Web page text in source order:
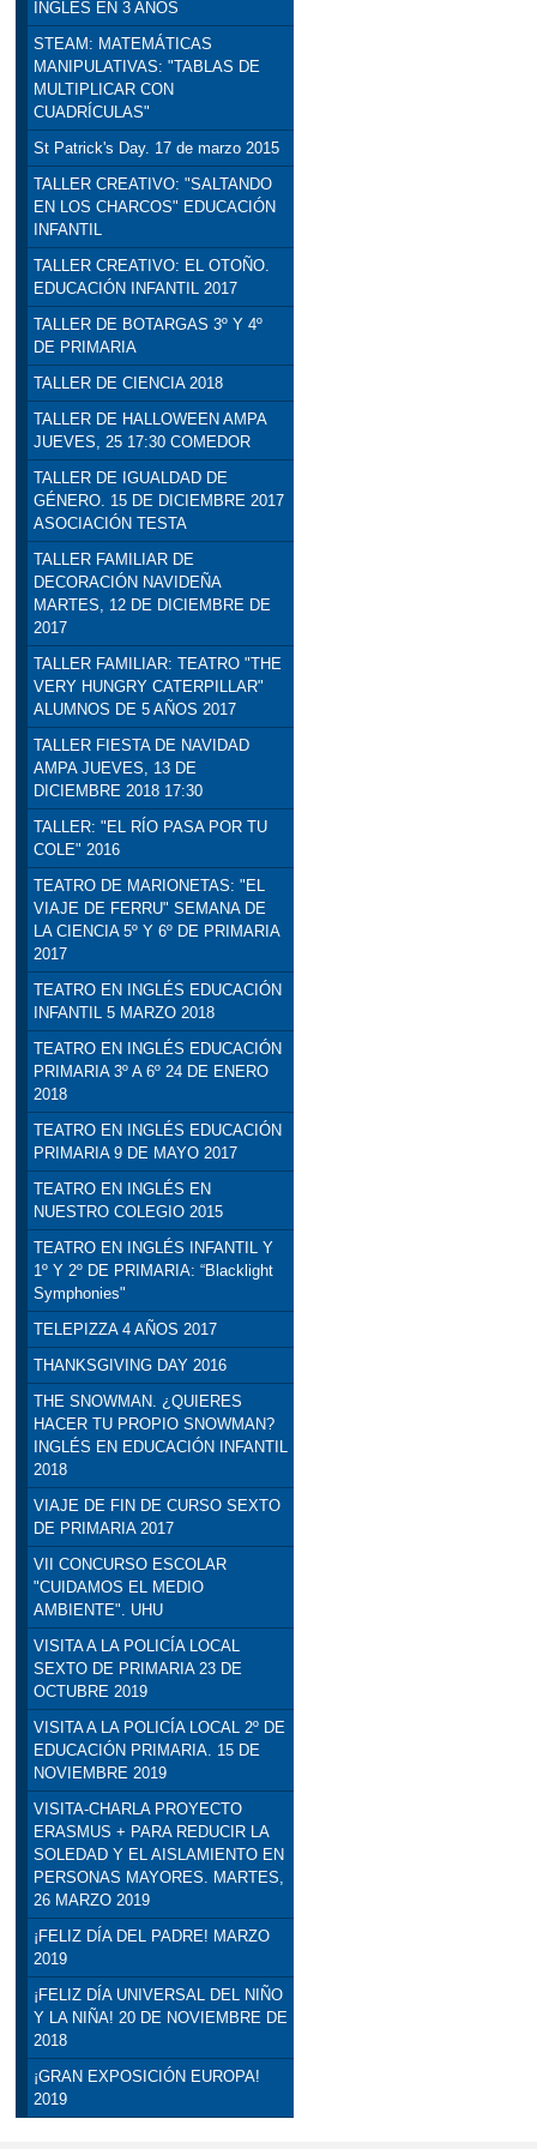
INGLÉS EN 3 AÑOS
STEAM: MATEMÁTICAS
MANIPULATIVAS: "TABLAS DE
MULTIPLICAR CON
CUADRÍCULAS"
St Patrick's Day. 17 de marzo 2015
TALLER CREATIVO: "SALTANDO
EN LOS CHARCOS" EDUCACIÓN
INFANTIL
TALLER CREATIVO: EL OTOÑO.
EDUCACIÓN INFANTIL 2017
TALLER DE BOTARGAS 3º Y 4º
DE PRIMARIA
TALLER DE CIENCIA 2018
TALLER DE HALLOWEEN AMPA
JUEVES, 25 17:30 COMEDOR
TALLER DE IGUALDAD DE
GÉNERO. 15 DE DICIEMBRE 2017
ASOCIACIÓN TESTA
TALLER FAMILIAR DE
DECORACIÓN NAVIDEÑA
MARTES, 12 DE DICIEMBRE DE
2017
TALLER FAMILIAR: TEATRO "THE
VERY HUNGRY CATERPILLAR"
ALUMNOS DE 5 AÑOS 2017
TALLER FIESTA DE NAVIDAD
AMPA JUEVES, 13 DE
DICIEMBRE 2018 17:30
TALLER: "EL RÍO PASA POR TU
COLE" 2016
TEATRO DE MARIONETAS: "EL
VIAJE DE FERRU" SEMANA DE
LA CIENCIA 5º Y 6º DE PRIMARIA
2017
TEATRO EN INGLÉS EDUCACIÓN
INFANTIL 5 MARZO 2018
TEATRO EN INGLÉS EDUCACIÓN
PRIMARIA 3º A 6º 24 DE ENERO
2018
TEATRO EN INGLÉS EDUCACIÓN
PRIMARIA 9 DE MAYO 2017
TEATRO EN INGLÉS EN
NUESTRO COLEGIO 2015
TEATRO EN INGLÉS INFANTIL Y
1º Y 2º DE PRIMARIA: “Blacklight
Symphonies"
TELEPIZZA 4 AÑOS 2017
THANKSGIVING DAY 2016
THE SNOWMAN. ¿QUIERES
HACER TU PROPIO SNOWMAN?
INGLÉS EN EDUCACIÓN INFANTIL
2018
VIAJE DE FIN DE CURSO SEXTO
DE PRIMARIA 2017
VII CONCURSO ESCOLAR
"CUIDAMOS EL MEDIO
AMBIENTE". UHU
VISITA A LA POLICÍA LOCAL
SEXTO DE PRIMARIA 23 DE
OCTUBRE 2019
VISITA A LA POLICÍA LOCAL 2º DE
EDUCACIÓN PRIMARIA. 15 DE
NOVIEMBRE 2019
VISITA-CHARLA PROYECTO
ERASMUS + PARA REDUCIR LA
SOLEDAD Y EL AISLAMIENTO EN
PERSONAS MAYORES. MARTES,
26 MARZO 2019
¡FELIZ DÍA DEL PADRE! MARZO
2019
¡FELIZ DÍA UNIVERSAL DEL NIÑO
Y LA NIÑA! 20 DE NOVIEMBRE DE
2018
¡GRAN EXPOSICIÓN EUROPA!
2019